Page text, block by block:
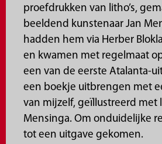
proefdrukken van litho’s,
beeldend kunstenaar Jan
hadden hem via Herber
en kwamen met regelmaat
een van de eerste Atalanta-
een boekje uitbrengen met
van mijzelf, geïllustreerd met
Mensinga. Om onduidelijke
tot een uitgave gekomen.